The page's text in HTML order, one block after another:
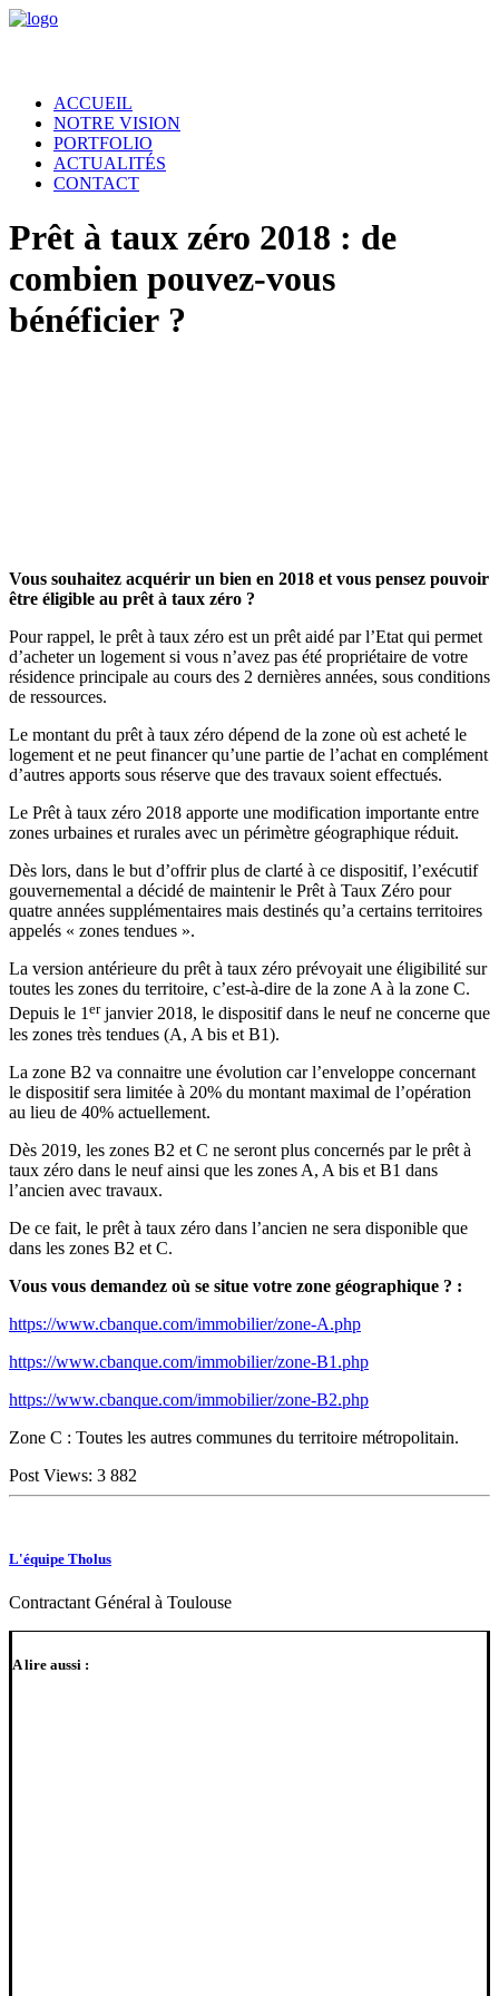
ACCUEIL
NOTRE VISION
PORTFOLIO
ACTUALITÉS
CONTACT
Prêt à taux zéro 2018 : de
combien pouvez-vous
bénéficier ?
Vous souhaitez acquérir un bien en 2018 et vous pensez pouvoir
être éligible au prêt à taux zéro ?
Pour rappel, le prêt à taux zéro est un prêt aidé par l’Etat qui permet
d’acheter un logement si vous n’avez pas été propriétaire de votre
résidence principale au cours des 2 dernières années, sous conditions
de ressources.
Le montant du prêt à taux zéro dépend de la zone où est acheté le
logement et ne peut financer qu’une partie de l’achat en complément
d’autres apports sous réserve que des travaux soient effectués.
Le Prêt à taux zéro 2018 apporte une modification importante entre
zones urbaines et rurales avec un périmètre géographique réduit.
Dès lors, dans le but d’offrir plus de clarté à ce dispositif, l’exécutif
gouvernemental a décidé de maintenir le Prêt à Taux Zéro pour
quatre années supplémentaires mais destinés qu’a certains territoires
appelés « zones tendues ».
La version antérieure du prêt à taux zéro prévoyait une éligibilité sur
toutes les zones du territoire, c’est-à-dire de la zone A à la zone C.
Depuis le 1erjanvier 2018, le dispositif dans le neuf ne concerne que
les zones très tendues (A, A bis et B1).
La zone B2 va connaitre une évolution car l’enveloppe concernant
le dispositif sera limitée à 20% du montant maximal de l’opération
au lieu de 40% actuellement.
Dès 2019, les zones B2 et C ne seront plus concernés par le prêt à
taux zéro dans le neuf ainsi que les zones A, A bis et B1 dans
l’ancien avec travaux.
De ce fait, le prêt à taux zéro dans l’ancien ne sera disponible que
dans les zones B2 et C.
Vous vous demandez où se situe votre zone géographique ? :
https://www.cbanque.com/immobilier/zone-A.php
https://www.cbanque.com/immobilier/zone-B1.php
https://www.cbanque.com/immobilier/zone-B2.php
Zone C : Toutes les autres communes du territoire métropolitain.
Post Views: 3 882
L'équipe Tholus
Contractant Général à Toulouse
A lire aussi :